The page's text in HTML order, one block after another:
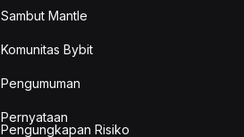
Sambut Mantle
Komunitas Bybit
Pengumuman
Pernyataan
Pengungkapan Risiko